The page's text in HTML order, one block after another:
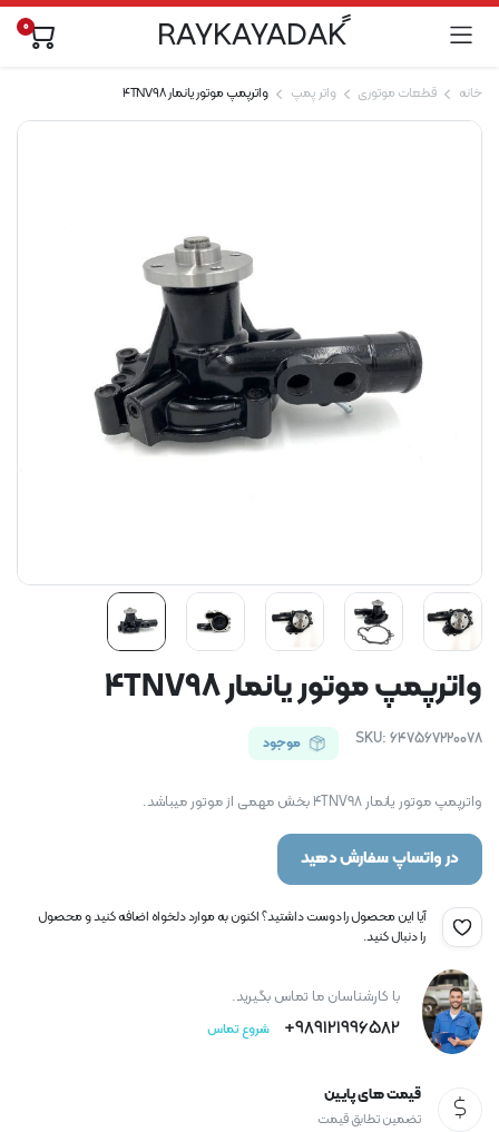
ًRAYKAYADAK 0
خانه قطعات موتوری واتر پمپ واترپمپ موتور یانمار 4TNV98
واترپمپ موتور یانمار 4TNV98
SKU: 647567220078 موجود
واترپمپ موتور یانمار 4TNV98 بخش مهمی از موتور میباشد.
در واتساپ سفارش دهید
آیا این محصول را دوست داشتید؟ اکنون به موارد دلخواه اضافه کنید و محصول
را دنبال کنید.
با کارشناسان ما تماس بگیرید.
989121996582+ شروع تماس
قیمت های پایین
تضمین تطابق قیمت